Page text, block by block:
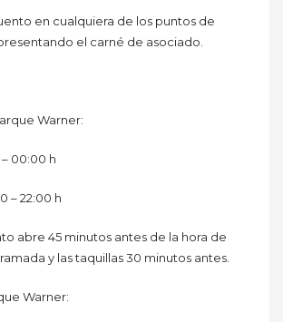
en cualquiera de los puntos de
el carné de asociado.
Warner:
00:00 h
– 22:00 h
abre 45 minutos antes de la hora de
y las taquillas 30 minutos antes.
Warner: